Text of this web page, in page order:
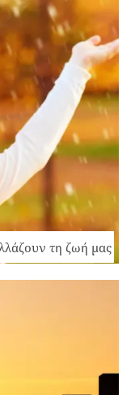
τη ζωή μας